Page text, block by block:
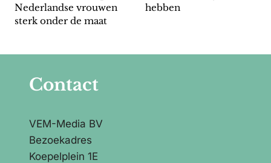
Nederlandse vrouwen
sterk onder de maat
hebben
Contact
VEM-Media BV
Bezoekadres
Koepelplein 1E